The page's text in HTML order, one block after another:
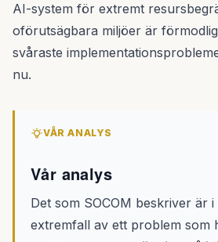
AI-system för extremt
oförutsägbara miljöer är
svåraste
nu.
VÅR ANALYS
Vår analys
Det som SOCOM beskriver är
extremfall av ett problem som